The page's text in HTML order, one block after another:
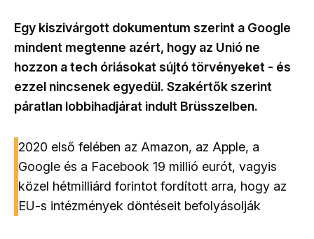
Egy kiszivárgott dokumentum szerint a Google
mindent megtenne azért, hogy az Unió ne
hozzon a tech óriásokat sújtó törvényeket - és
ezzel nincsenek egyedül. Szakértők szerint
páratlan lobbihadjárat indult Brüsszelben.
2020 első felében az Amazon, az Apple, a
Google és a Facebook 19 millió eurót, vagyis
közel hétmilliárd forintot fordított arra, hogy az
EU-s intézmények döntéseit befolyásolják